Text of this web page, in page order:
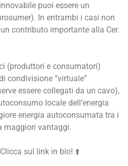
puoi essere un
In entrambi i casi non
contributo importante alla Cer.
(produttori e consumatori)
condivisione “virtuale”
essere collegati da un cavo),
locale dell’energia
energia autoconsumata tra i
maggiori vantaggi.
sul link in bio! ⬆️